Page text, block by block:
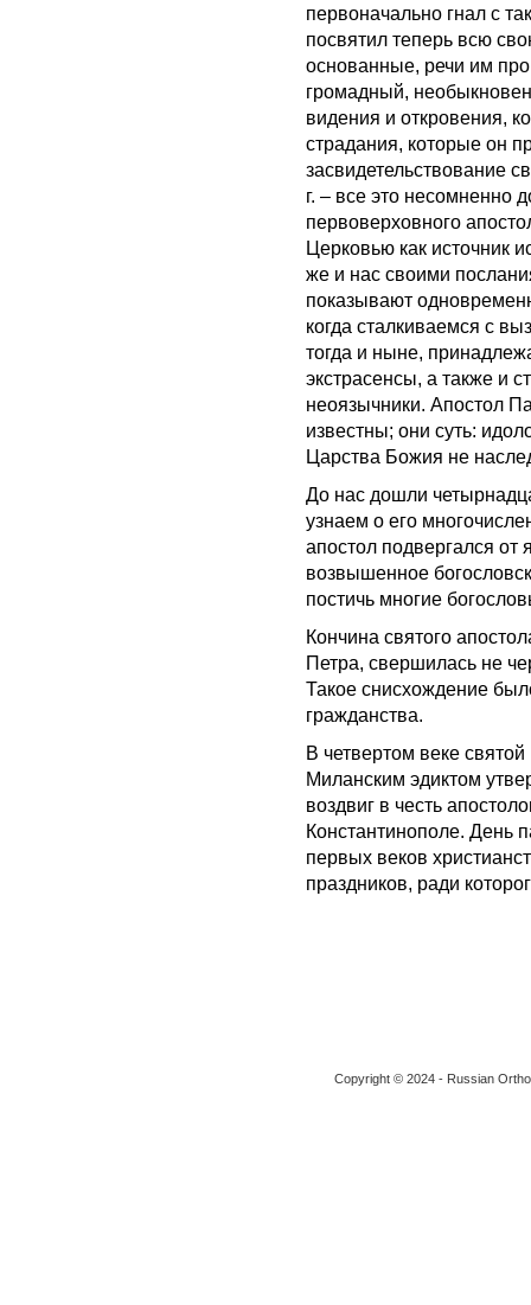
первоначально гнал с
посвятил теперь всю
основанные, речи им
громадный,
видения и откровения,
страдания, которые он
засвидетельствование
г. – все это несомненно
первоверховного
Церковью как источник
же и нас своими
показывают
когда сталкиваемся с
тогда и ныне,
экстрасенсы, а также и
неоязычники. Апостол
известны; они суть:
Царства Божия не
До нас дошли
узнаем о его
апостол подвергался
возвышенное
постичь многие
Кончина святого
Петра, свершилась не
Такое снисхождение
гражданства.
В четвертом веке
Миланским эдиктом
воздвиг в честь
Константинополе. День
первых веков
праздников, ради
Copyright © 2024 - Russian